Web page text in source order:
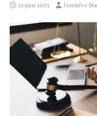
12 juin 2023 Jennifer Sta